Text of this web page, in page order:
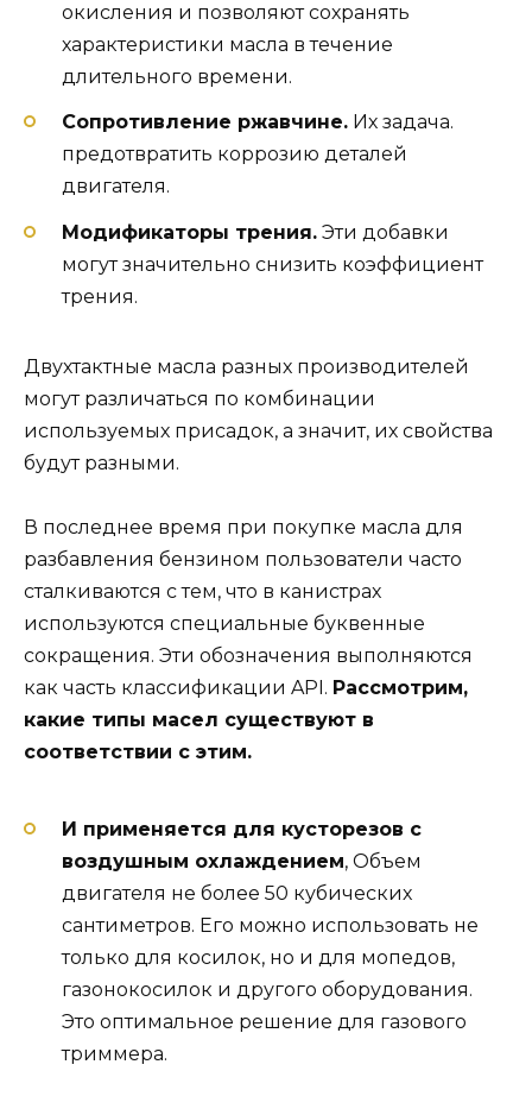
окисления и позволяют сохранять
характеристики масла в течение
длительного времени.
Сопротивление ржавчине. Их задача.
предотвратить коррозию деталей
двигателя.
Модификаторы трения. Эти добавки
могут значительно снизить коэффициент
трения.
Двухтактные масла разных производителей
могут различаться по комбинации
используемых присадок, а значит, их свойства
будут разными.
В последнее время при покупке масла для
разбавления бензином пользователи часто
сталкиваются с тем, что в канистрах
используются специальные буквенные
сокращения. Эти обозначения выполняются
как часть классификации API. Рассмотрим,
какие типы масел существуют в
соответствии с этим.
И применяется для кусторезов с
воздушным охлаждением, Объем
двигателя не более 50 кубических
сантиметров. Его можно использовать не
только для косилок, но и для мопедов,
газонокосилок и другого оборудования.
Это оптимальное решение для газового
триммера.